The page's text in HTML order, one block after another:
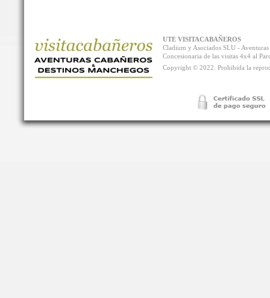
UTE VISITACABAÑEROS
Cladium y Asociados SLU -
Concesionaria de las visitas 4x4 al
Copyright © 2022. Prohibida la